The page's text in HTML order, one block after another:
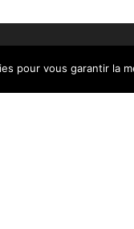
pour vous garantir la